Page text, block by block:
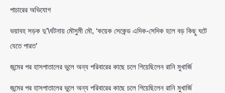
পাচারের অভিযোগ
ভয়াবহ সড়ক দু’\র্ঘটনায় মৌসুমী মৌ, ‘কয়েক সেকেন্ড এদিক-সেদিক হলে বড় কিছু ঘটে
যেতে পারত’
জন্মের পর হাসপাতালের ভুলে অন্য পরিবারের কাছে চলে গিয়েছিলেন রানি মুখার্জি
জন্মের পর হাসপাতালের ভুলে অন্য পরিবারের কাছে চলে গিয়েছিলেন রানি মুখার্জি